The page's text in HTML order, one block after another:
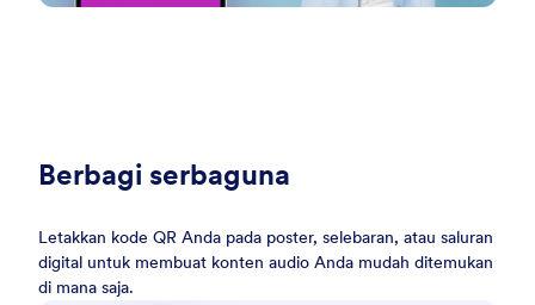
Berbagi serbaguna
Letakkan kode QR Anda pada poster, selebaran, atau saluran
digital untuk membuat konten audio Anda mudah ditemukan
di mana saja.